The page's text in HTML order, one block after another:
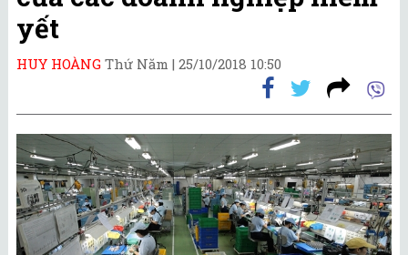
yết
HUY HOÀNG Thứ Năm | 25/10/2018 10:50